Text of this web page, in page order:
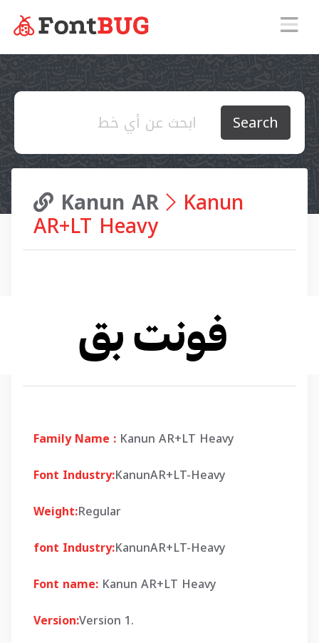
Search
Kanun AR Kanun
AR+LT Heavy
Family Name : Kanun AR+LT Heavy
Font Industry:KanunAR+LT-Heavy
Weight:Regular
font Industry:KanunAR+LT-Heavy
Font name: Kanun AR+LT Heavy
Version:Version 1.